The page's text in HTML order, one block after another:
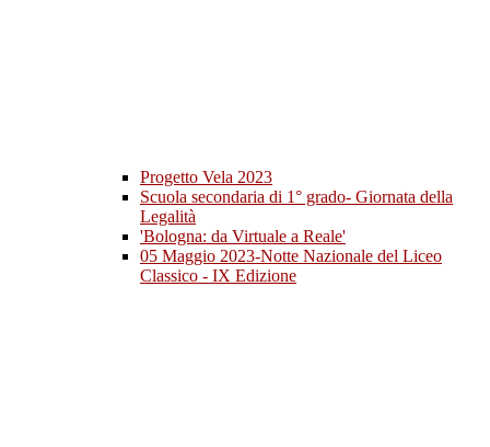
Progetto Vela 2023
Scuola secondaria di 1° grado- Giornata della
Legalità
'Bologna: da Virtuale a Reale'
05 Maggio 2023-Notte Nazionale del Liceo
Classico - IX Edizione